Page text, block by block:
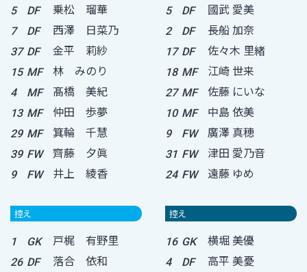
5 DF 乗松 瑠華
7 DF 西澤 日菜乃
37 DF 金平 莉紗
15 MF 林 みのり
4 MF 髙橋 美紀
13 MF 仲田 歩夢
29 MF 箕輪 千慧
39 FW 齊藤 夕眞
9 FW 井上 綾香
控え
1 GK 戸梶 有野里
26 DF 落合 依和
5 DF 國武 愛美
2 DF 長船 加奈
17 DF 佐々木 里緒
18 MF 江崎 世来
27 MF 佐藤 にいな
10 MF 中島 依美
9 FW 廣澤 真穂
31 FW 津田 愛乃音
24 FW 遠藤 ゆめ
控え
16 GK 横堀 美優
4 DF 高平 美憂